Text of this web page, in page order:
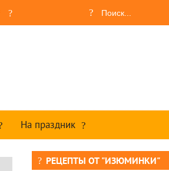
На праздник
РЕЦЕПТЫ ОТ "ИЗЮМИНКИ"